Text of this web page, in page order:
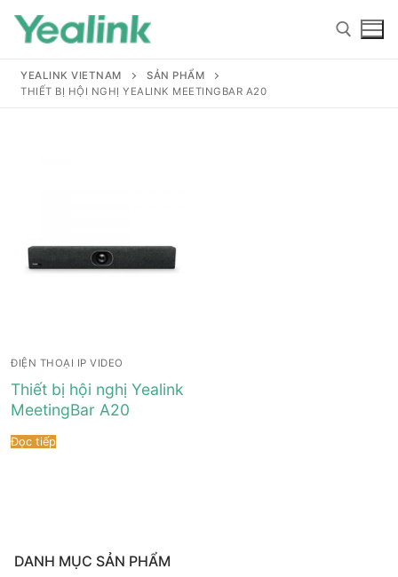
Sản phẩm
Tài liệu hướng dẫn
Tài liệu hướng dẫn
Điện thoại IP Phone
Đại lý
Tin tức
Sự kiện
YEALINK VIETNAM
SẢN PHẨM
THIẾT BỊ HỘI NGHỊ YEALINK MEETINGBAR A20
ĐIỆN THOẠI IP VIDEO
Thiết bị hội nghị Yealink
MeetingBar A20
Đọc tiếp
DANH MỤC SẢN PHẨM